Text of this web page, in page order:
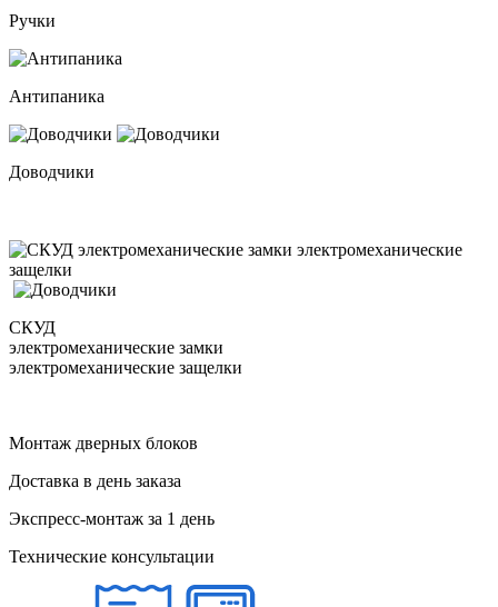
Ручки
Антипаника
Доводчики
СКУД
электромеханические замки
электромеханические защелки
Монтаж дверных блоков
Доставка в день заказа
Экспресс-монтаж за 1 день
Технические консультации